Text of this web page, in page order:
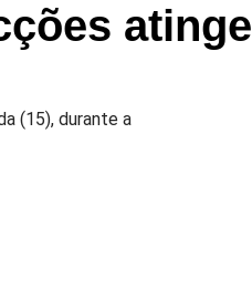
atinge
(15), durante a